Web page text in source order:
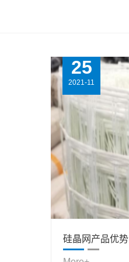
25
2021-11
硅晶网产品优势